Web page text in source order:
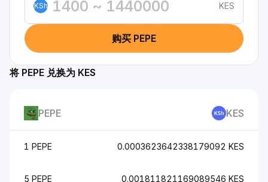
KSh
KES
购买 PEPE
将 PEPE 兑换为 KES
PEPE KES
1 PEPE 0.0003623642338179092 KES
5 PEPE 0.001811821169089546 KES